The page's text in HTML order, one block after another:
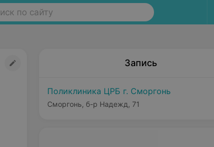
по сайту
Запись
Поликлиника ЦРБ г. Сморгонь
Сморгонь, б-р Надежд, 71